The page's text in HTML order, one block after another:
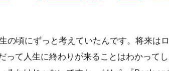
の頃にずっと考えていたんです。将来は
って人生に終わりが来ることはわかって